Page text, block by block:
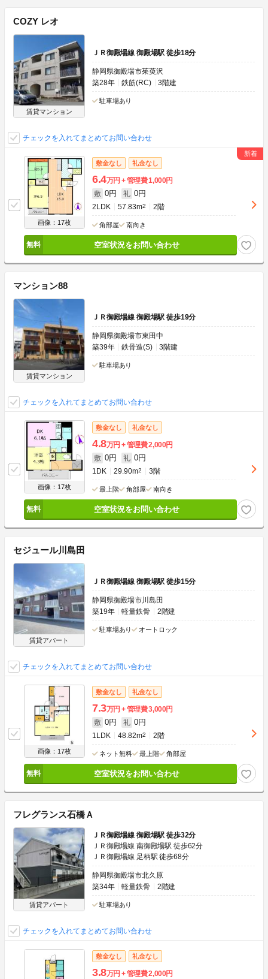
COZY レオ
賃貸マンション
ＪＲ御殿場線 御殿場駅 徒歩18分
静岡県御殿場市茱萸沢
築28年
鉄筋(RC) 3階建
駐車場あり
チェックを入れてまとめてお問い合わせ
画像：17枚
敷金なし 礼金なし
6.4万円 管理費1,000円
敷 0円 礼 0円
2LDK 57.83m2 2階
角部屋 南向き
空室状況をお問い合わせ
マンション88
賃貸マンション
ＪＲ御殿場線 御殿場駅 徒歩19分
静岡県御殿場市東田中
築39年
鉄骨造(S) 3階建
駐車場あり
チェックを入れてまとめてお問い合わせ
画像：17枚
敷金なし 礼金なし
4.8万円 管理費2,000円
敷 0円 礼 0円
1DK 29.90m2 3階
最上階 角部屋 南向き
空室状況をお問い合わせ
セジュール川島田
賃貸アパート
ＪＲ御殿場線 御殿場駅 徒歩15分
静岡県御殿場市川島田
築19年
軽量鉄骨 2階建
駐車場あり オートロック
チェックを入れてまとめてお問い合わせ
画像：17枚
敷金なし 礼金なし
7.3万円 管理費3,000円
敷 0円 礼 0円
1LDK 48.82m2 2階
ネット無料 最上階 角部屋
空室状況をお問い合わせ
フレグランス石橋Ａ
賃貸アパート
ＪＲ御殿場線 御殿場駅 徒歩32分
ＪＲ御殿場線 南御殿場駅 徒歩62分
ＪＲ御殿場線 足柄駅 徒歩68分
静岡県御殿場市北久原
築34年
軽量鉄骨 2階建
駐車場あり
チェックを入れてまとめてお問い合わせ
敷金なし 礼金なし
3.8万円 管理費2,000円